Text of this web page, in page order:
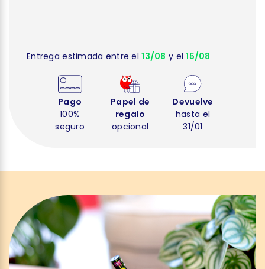
Entrega estimada entre el13/08 y el15/08
Pago
100%
seguro
Papel de
regalo
opcional
Devuelve
hasta el
31/01